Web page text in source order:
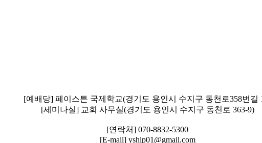
[예배당] 페이스튼 국제학교(경기도 용인시 수지구 동천로358번길
[세미나실] 교회 사무실(경기도 용인시 수지구 동천로 363-9)
[연락처] 070-8832-5300
[E-mail] yship01@gmail.com